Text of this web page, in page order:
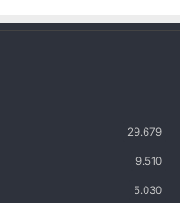
29.679
9.510
5.030